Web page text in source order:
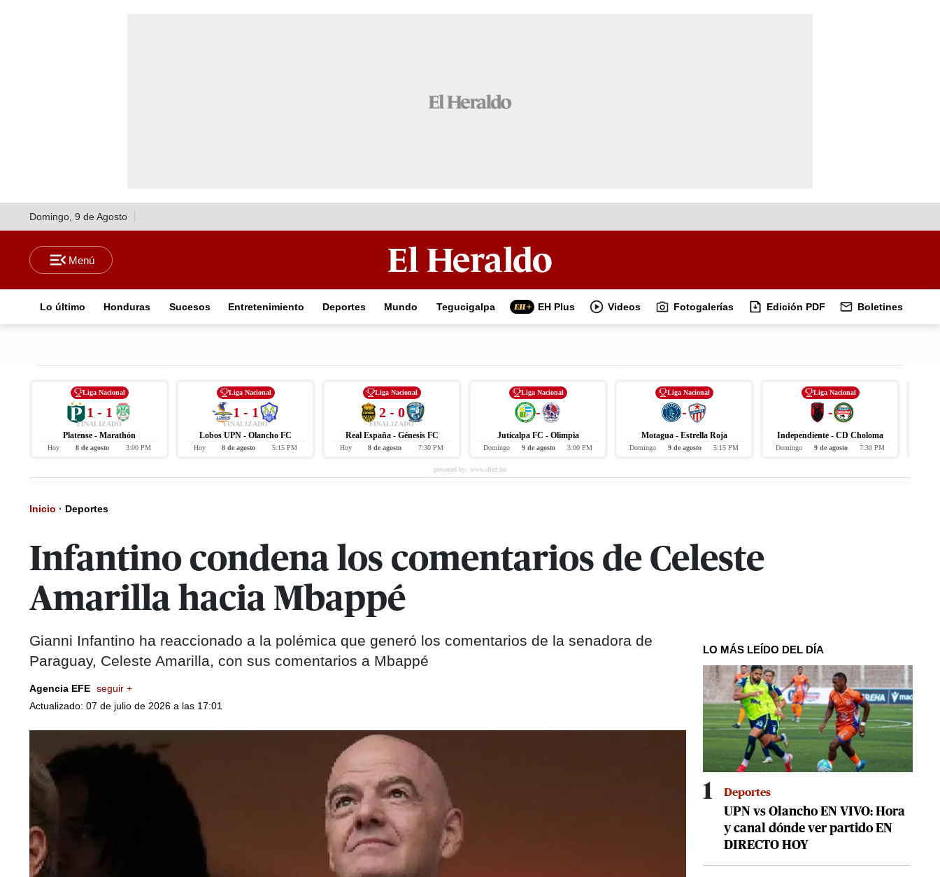
Domingo, 9 de Agosto
Lo último Honduras Sucesos Entretenimiento Deportes Mundo Tegucigalpa EH Plus Videos Fotogalerías Edición PDF Boletines
Liga Nacional
1 - 1
FINALIZADO
Platense - Marathón
Hoy 8 de agosto 3:00 PM
Liga Nacional
1 - 1
FINALIZADO
Lobos UPN - Olancho FC
Hoy 8 de agosto 5:15 PM
Liga Nacional
2 - 0
FINALIZADO
Real España - Génesis FC
Hoy 8 de agosto 7:30 PM
Liga Nacional
-
Juticalpa FC - Olimpia
Domingo 9 de agosto 3:00 PM
Liga Nacional
-
Motagua - Estrella Roja
Domingo 9 de agosto 5:15 PM
Liga Nacional
-
Independiente - CD Choloma
Domingo 9 de agosto 7:30 PM
Inicio · Deportes
Infantino condena los comentarios de Celeste
Amarilla hacia Mbappé
Gianni Infantino ha reaccionado a la polémica que generó los comentarios de la senadora de
Paraguay, Celeste Amarilla, con sus comentarios a Mbappé
Agencia EFE seguir +
Actualizado: 07 de julio de 2026 a las 17:01
LO MÁS LEÍDO DEL DÍA
1 Deportes
UPN vs Olancho EN VIVO: Hora
y canal dónde ver partido EN
DIRECTO HOY